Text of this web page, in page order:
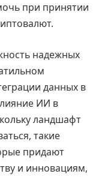
при принятии
надежных
данных в
ИИ в
ландшафт
такие
придают
и инновациям,